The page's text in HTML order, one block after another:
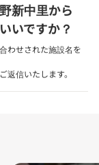
新中里から
いですか？
わせされた施設名を
信いたします。